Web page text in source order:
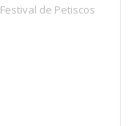
Festival de Petiscos